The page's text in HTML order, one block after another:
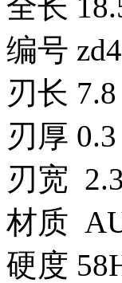
编号
刃长 7.8
刃厚 0.3
刃宽 2.3
材质
硬度